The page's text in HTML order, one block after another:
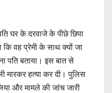
घर के दरवाजे के पीछे छिपा
वह प्रेमी के साथ क्यों जा
पति बताया। इस बात से
मारकर हत्या कर दी। पुलिस
और मामले की जांच जारी